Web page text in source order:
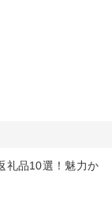
礼品10選！魅力か